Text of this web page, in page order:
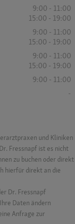
9:00 - 11:00
15:00 - 19:00
9:00 - 11:00
15:00 - 19:00
9:00 - 11:00
15:00 - 19:00
9:00 - 11:00
-
und Kliniken
Fressnapf ist es nicht
zu buchen oder direkt
hierfür direkt an die
Dr. Fressnapf
Daten ändern
Anfrage zur